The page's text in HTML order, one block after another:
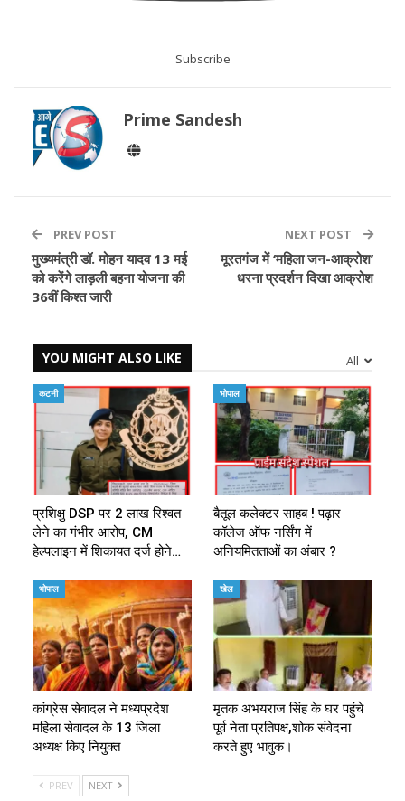
Subscribe
Prime Sandesh
PREV POST
मुख्यमंत्री डॉ. मोहन यादव 13 मई
को करेंगे लाड़ली बहना योजना की
36वीं किश्त जारी
NEXT POST
मूरतगंज में ‘महिला जन-आक्रोश’
धरना प्रदर्शन दिखा आक्रोश
All
YOU MIGHT ALSO LIKE
कटनी
प्रशिक्षु DSP पर ₹2 लाख रिश्वत
लेने का गंभीर आरोप, CM
हेल्पलाइन में शिकायत दर्ज होने…
भोपाल
बैतूल कलेक्टर साहब ! पढ़ार
कॉलेज ऑफ नर्सिंग में
अनियमितताओं का अंबार ?
भोपाल
कांग्रेस सेवादल ने मध्यप्रदेश
महिला सेवादल के 13 जिला
अध्यक्ष किए नियुक्त
खेल
मृतक अभयराज सिंह के घर पहुंचे
पूर्व नेता प्रतिपक्ष,शोक संवेदना
करते हुए भावुक।
PREV NEXT